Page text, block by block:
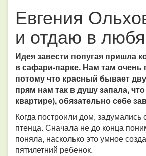
Евгения
и отдаю в
Идея завести попугая пришла
в сафари-парке. Нам там
потому что красный бывает
прям нам так в душу запала,
квартире), обязательно себе
Когда построили дом,
птенца. Сначала не до конца
поняла, насколько это умное
пятилетний ребенок.